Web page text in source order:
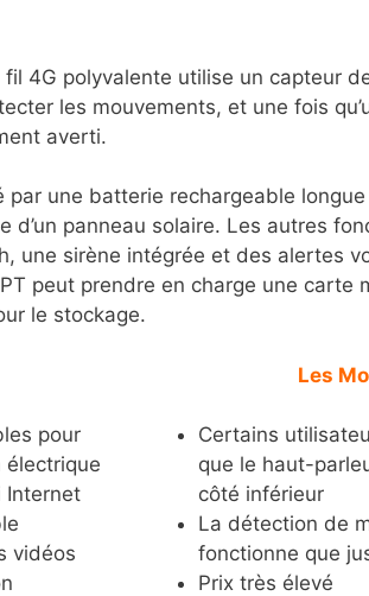
4G polyvalente utilise un capteur
les mouvements, et une fois
averti.
par une batterie rechargeable
d’un panneau solaire. Les autres
une sirène intégrée et des alertes
peut prendre en charge une carte
le stockage.
pour
électrique
Internet
vidéos
Les
Certains
que le haut-
côté inférieur
La détection de
fonctionne que
Prix très élevé